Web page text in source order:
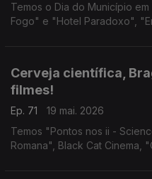
Temos o Dia do Município
Fogo" e "Hotel Paradoxo",
Cerveja científica,
filmes!
Ep. 71
19 mai. 2026
Temos "Pontos nos ii -
Romana", Black Cat Cinema,